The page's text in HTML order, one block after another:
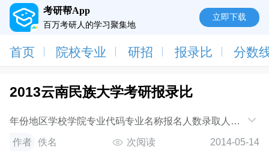
考研帮App
百万考研人的学习聚集地
立即下载
首页 院校专业 研招 报录比 分数
2013云南民族大学考研报录比
年份地区学校学院专业代码专业名称报名人数录取人数
报录比推免人数2013云南云南民族大学马列部030402
马克思主义民族理论与政策14642.86%/2013云南云南
作者 佚名 次阅读 2014-05-14